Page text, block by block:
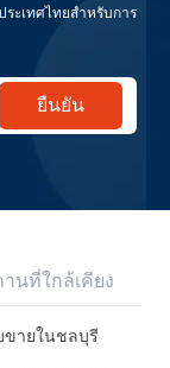
ะเทศไทยสำหรับการ
ยืนยัน
านที่ใกล้เคียง
ขายในชลบุรี